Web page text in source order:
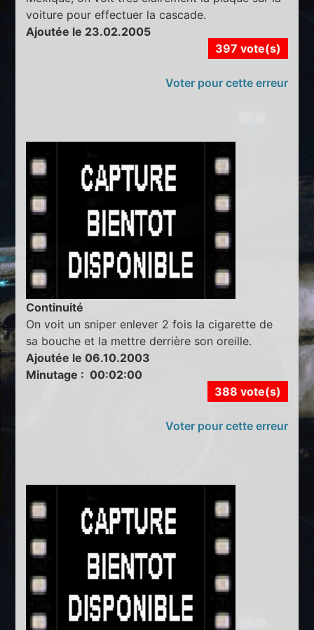
voiture pour effectuer la cascade.
Ajoutée le 23.02.2005
397 vote(s)
Voter pour cette erreur
Continuité
On voit un sniper enlever 2 fois la cigarette de
sa bouche et la mettre derrière son oreille.
Ajoutée le 06.10.2003
Minutage : 00:02:00
388 vote(s)
Voter pour cette erreur